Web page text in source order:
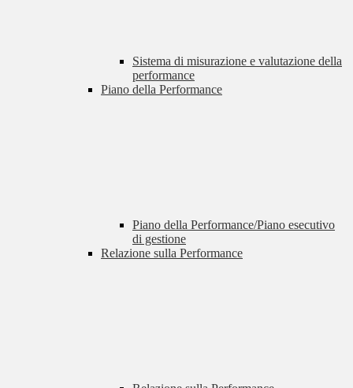
Sistema di misurazione e valutazione della
performance
Piano della Performance
Piano della Performance/Piano esecutivo
di gestione
Relazione sulla Performance